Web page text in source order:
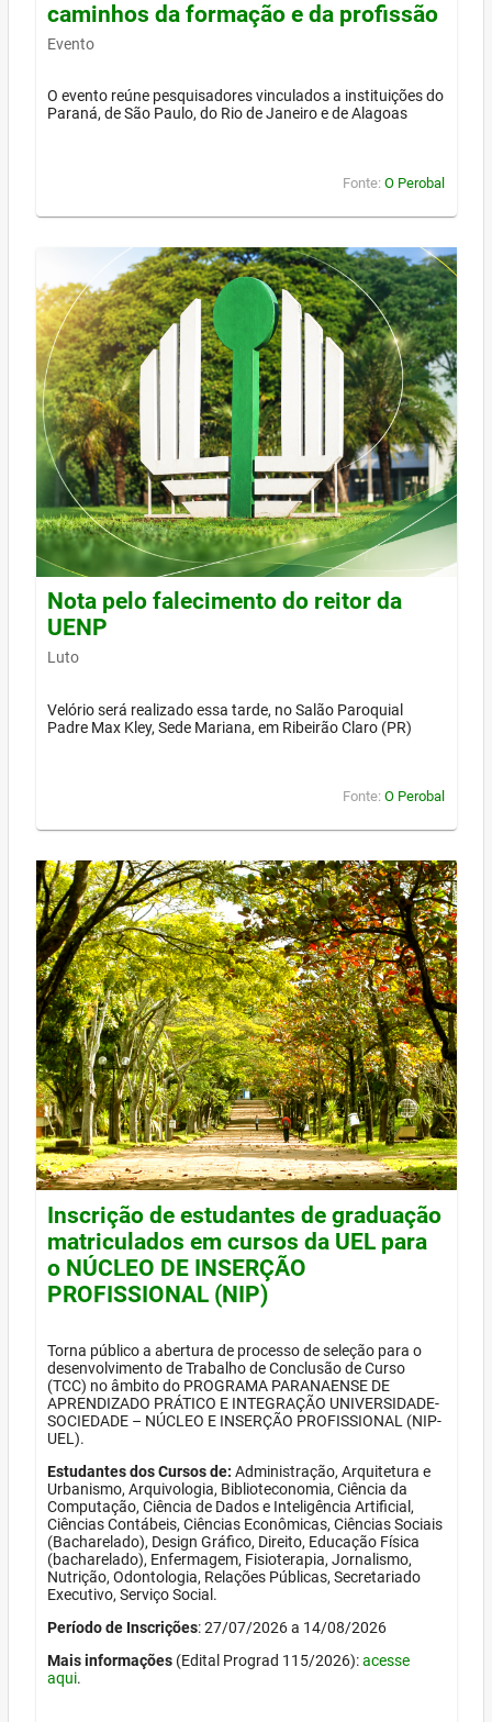
caminhos da formação e da profissão
Evento
O evento reúne pesquisadores vinculados a instituições do
Paraná, de São Paulo, do Rio de Janeiro e de Alagoas
Fonte: O Perobal
Nota pelo falecimento do reitor da
UENP
Luto
Velório será realizado essa tarde, no Salão Paroquial
Padre Max Kley, Sede Mariana, em Ribeirão Claro (PR)
Fonte: O Perobal
Inscrição de estudantes de graduação
matriculados em cursos da UEL para
o NÚCLEO DE INSERÇÃO
PROFISSIONAL (NIP)
Torna público a abertura de processo de seleção para o
desenvolvimento de Trabalho de Conclusão de Curso
(TCC) no âmbito do PROGRAMA PARANAENSE DE
APRENDIZADO PRÁTICO E INTEGRAÇÃO UNIVERSIDADE-
SOCIEDADE – NÚCLEO E INSERÇÃO PROFISSIONAL (NIP-
UEL).
Estudantes dos Cursos de: Administração, Arquitetura e
Urbanismo, Arquivologia, Biblioteconomia, Ciência da
Computação, Ciência de Dados e Inteligência Artificial,
Ciências Contábeis, Ciências Econômicas, Ciências Sociais
(Bacharelado), Design Gráfico, Direito, Educação Física
(bacharelado), Enfermagem, Fisioterapia, Jornalismo,
Nutrição, Odontologia, Relações Públicas, Secretariado
Executivo, Serviço Social.
Período de Inscrições: 27/07/2026 a 14/08/2026
Mais informações (Edital Prograd 115/2026):acesse
aqui.